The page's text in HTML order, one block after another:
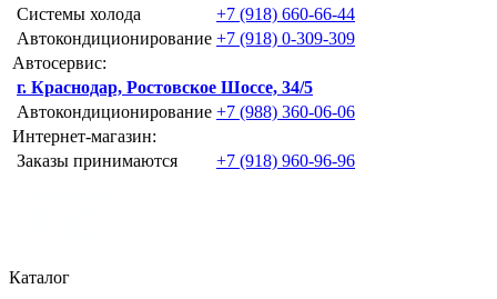
Системы холода
+7 (918) 660-66-44
Автокондиционирование +7 (918) 0-309-309
Автосервис:
г. Краснодар, Ростовское Шоссе, 34/5
Автокондиционирование +7 (988) 360-06-06
Интернет-магазин:
Заказы принимаются
+7 (918) 960-96-96
Каталог